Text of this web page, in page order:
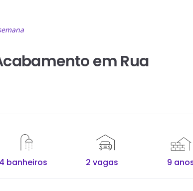
em Rua
4 banheiros 2 vagas 9